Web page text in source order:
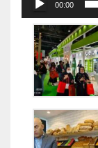
00:00